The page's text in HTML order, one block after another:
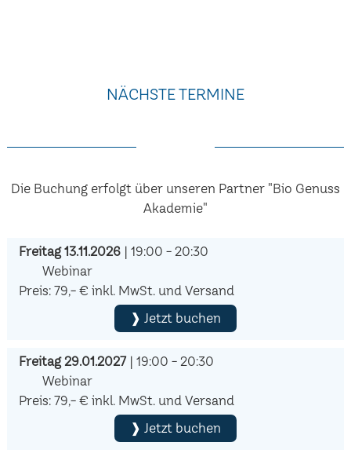
NÄCHSTE TERMINE
Die Buchung erfolgt über unseren Partner "Bio Genuss
Akademie"
Freitag 13.11.2026| 19:00 - 20:30
Webinar
Preis: 79,- € inkl. MwSt. und Versand
❱ Jetzt buchen
Freitag 29.01.2027| 19:00 - 20:30
Webinar
Preis: 79,- € inkl. MwSt. und Versand
❱ Jetzt buchen